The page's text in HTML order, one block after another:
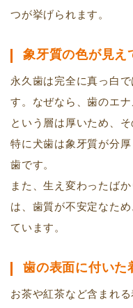
つが挙げられます。
象牙質の色が見え
永久歯は完全に真っ白
す。なぜなら、歯のエ
という層は厚いため、
特に犬歯は象牙質が分
歯です。
また、生え変わったば
は、歯質が不安定なた
ています。
歯の表面に付いた
お茶や紅茶など含まれ